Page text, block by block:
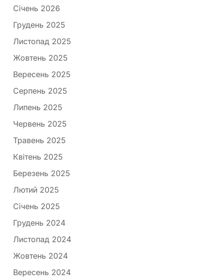
Січень 2026
Грудень 2025
Листопад 2025
Жовтень 2025
Вересень 2025
Серпень 2025
Липень 2025
Червень 2025
Травень 2025
Квітень 2025
Березень 2025
Лютий 2025
Січень 2025
Грудень 2024
Листопад 2024
Жовтень 2024
Вересень 2024